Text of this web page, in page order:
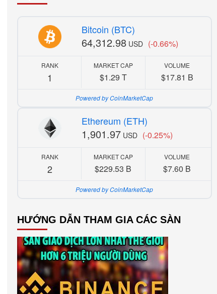
Bitcoin (BTC)
64,312.98 USD (-0.66%)
RANK
1
MARKET CAP
$1.29 T
VOLUME
$17.81 B
Powered by CoinMarketCap
Ethereum (ETH)
1,901.97 USD (-0.25%)
RANK
2
MARKET CAP
$229.53 B
VOLUME
$7.60 B
Powered by CoinMarketCap
HƯỚNG DẪN THAM GIA CÁC SÀN